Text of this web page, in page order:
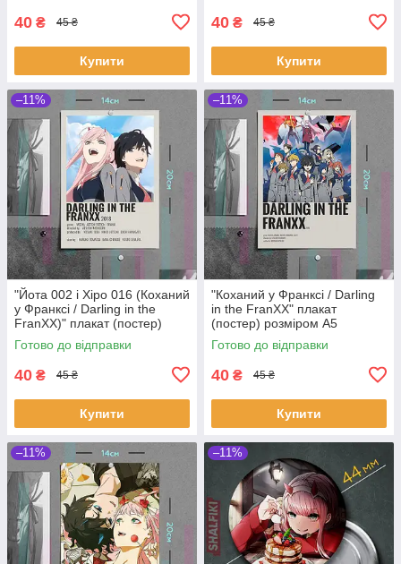
40 ₴ 45 ₴
Купити
40 ₴ 45 ₴
Купити
–11%
"Йота 002 і Хіро 016 (Коханий
у Франксі / Darling in the
FranXX)" плакат (постер)
розміром А5 (14х20см)
Готово до відправки
40 ₴ 45 ₴
Купити
–11%
"Коханий у Франксі / Darling
in the FranXX" плакат
(постер) розміром А5
(14х20см)
Готово до відправки
40 ₴ 45 ₴
Купити
–11% –11%